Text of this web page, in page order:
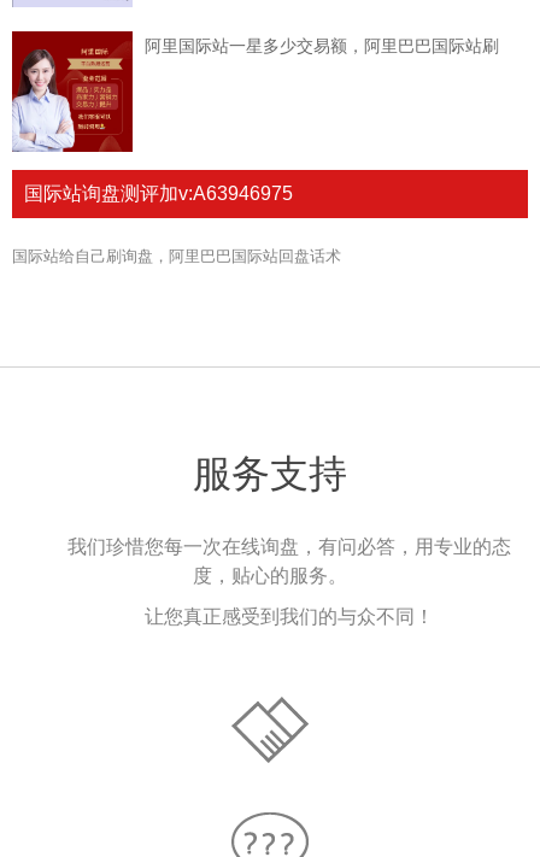
阿里国际站一星多少交易额，阿里巴巴国际站刷
国际站询盘测评加v:A63946975
国际站给自己刷询盘，阿里巴巴国际站回盘话术
服务支持
我们珍惜您每一次在线询盘，有问必答，用专业的态
度，贴心的服务。
让您真正感受到我们的与众不同！